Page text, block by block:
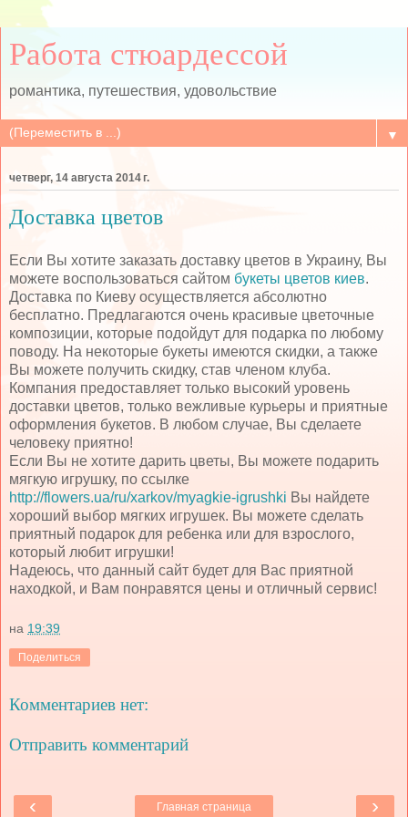
Работа стюардессой
романтика, путешествия, удовольствие
▼
четверг, 14 августа 2014 г.
Доставка цветов
Если Вы хотите заказать доставку цветов в Украину, Вы
можете воспользоваться сайтом букеты цветов киев.
Доставка по Киеву осуществляется абсолютно
бесплатно. Предлагаются очень красивые цветочные
композиции, которые подойдут для подарка по любому
поводу. На некоторые букеты имеются скидки, а также
Вы можете получить скидку, став членом клуба.
Компания предоставляет только высокий уровень
доставки цветов, только вежливые курьеры и приятные
оформления букетов. В любом случае, Вы сделаете
человеку приятно!
Если Вы не хотите дарить цветы, Вы можете подарить
мягкую игрушку, по ссылке
http://flowers.ua/ru/xarkov/myagkie-igrushki Вы найдете
хороший выбор мягких игрушек. Вы можете сделать
приятный подарок для ребенка или для взрослого,
который любит игрушки!
Надеюсь, что данный сайт будет для Вас приятной
находкой, и Вам понравятся цены и отличный сервис!
на 19:39
Поделиться
Комментариев нет:
Отправить комментарий
‹ ›
Главная страница